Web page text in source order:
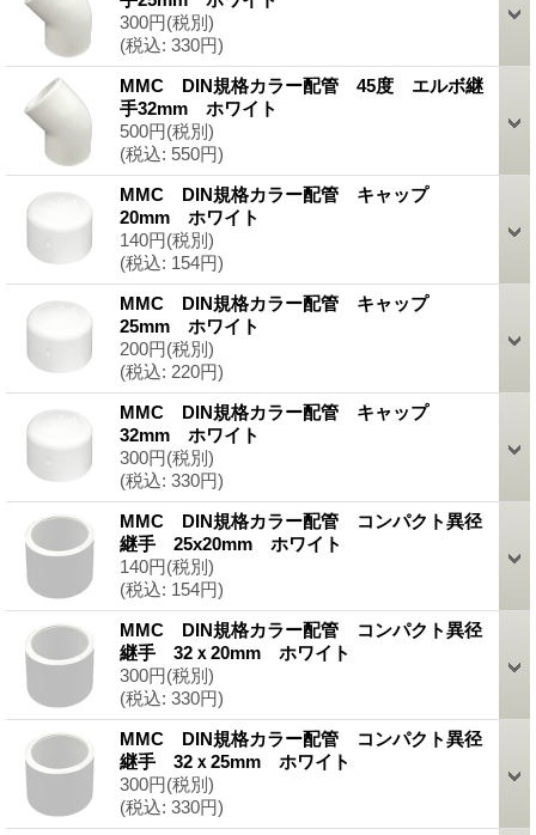
300円(税別)
(税込: 330円)
MMC DIN規格カラー配管 45度 エルボ継
手32mm ホワイト
500円(税別)
(税込: 550円)
MMC DIN規格カラー配管 キャップ
20mm ホワイト
140円(税別)
(税込: 154円)
MMC DIN規格カラー配管 キャップ
25mm ホワイト
200円(税別)
(税込: 220円)
MMC DIN規格カラー配管 キャップ
32mm ホワイト
300円(税別)
(税込: 330円)
MMC DIN規格カラー配管 コンパクト異径
継手 25x20mm ホワイト
140円(税別)
(税込: 154円)
MMC DIN規格カラー配管 コンパクト異径
継手 32ｘ20mm ホワイト
300円(税別)
(税込: 330円)
MMC DIN規格カラー配管 コンパクト異径
継手 32ｘ25mm ホワイト
300円(税別)
(税込: 330円)